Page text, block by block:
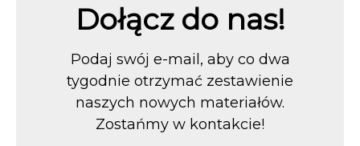
Dołącz do nas!
Podaj swój e-mail, aby co dwa
tygodnie otrzymać zestawienie
naszych nowych materiałów.
Zostańmy w kontakcie!